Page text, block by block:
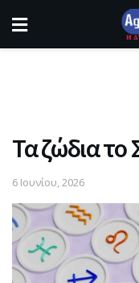
Τα ζώδια το
6 Ιουνίου, 2026